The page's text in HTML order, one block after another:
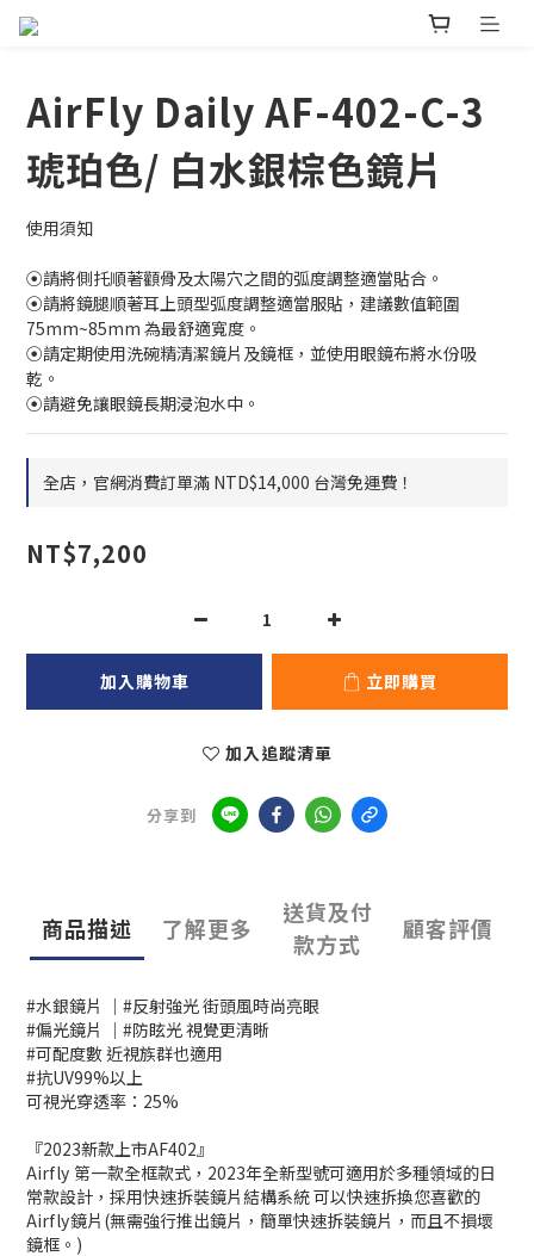
AirFly Daily AF-402-C-3
琥珀色/ 白水銀棕色鏡片
使用須知
⦿請將側托順著顴骨及太陽穴之間的弧度調整適當貼合。
⦿請將鏡腿順著耳上頭型弧度調整適當服貼，建議數值範圍
75mm~85mm 為最舒適寬度。
⦿請定期使用洗碗精清潔鏡片及鏡框，並使用眼鏡布將水份吸
乾。
⦿請避免讓眼鏡長期浸泡水中。
全店，官網消費訂單滿 NTD$14,000 台灣免運費！
NT$7,200
加入購物車 立即購買
加入追蹤清單
分享到
商品描述 了解更多
送貨及付
款方式
顧客評價
#水銀鏡片 ｜#反射強光 街頭風時尚亮眼
#偏光鏡片 ｜#防眩光 視覺更清晰
#可配度數 近視族群也適用
​#抗UV99%以上
可視光穿透率：25%
『2023新款上市AF402』
Airf ly 第一款全框款式，2023年全新型號可適用於多種領域的日
常款設計，採用快速拆裝鏡片結構系統 可以快速拆換您喜歡的
Airf ly 鏡片(無需強行推出鏡片，簡單快速拆裝鏡片，而且不損壞
鏡框。)